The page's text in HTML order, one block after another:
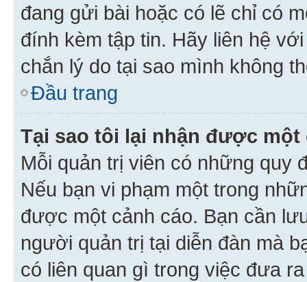
đang gửi bài hoặc có lẽ chỉ có
đính kèm tập tin. Hãy liên hệ
chắn lý do tại sao mình không
Đầu trang
Tại sao tôi lại nhận được một
Mỗi quản trị viên có những quy
Nếu bạn vi phạm một trong
được một cảnh cáo. Bạn cần
người quản trị tại diễn đàn mà
có liên quan gì trong việc đưa